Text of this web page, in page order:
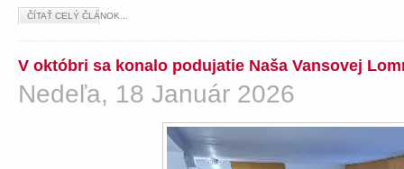
ČÍTAŤ CELÝ ČLÁNOK...
V októbri sa konalo podujatie Naša Vansovej
Nedeľa, 18 Január 2026